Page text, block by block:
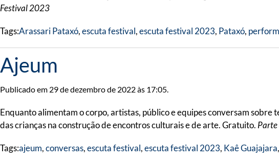
Festival 2023
Tags:Arassari Pataxó,escuta festival,escuta festival 2023, Pataxó,
Ajeum
Publicado em 29 de dezembro de 2022 às 17:05.
Enquanto alimentam o corpo, artistas, público e equipes conversam
das crianças na construção de encontros culturais e de arte. Gratuito.
Tags:ajeum,conversas,escuta festival,escuta festival 2023, Kaê Guajajara,